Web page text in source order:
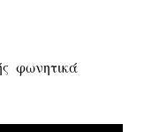
φωνητικά